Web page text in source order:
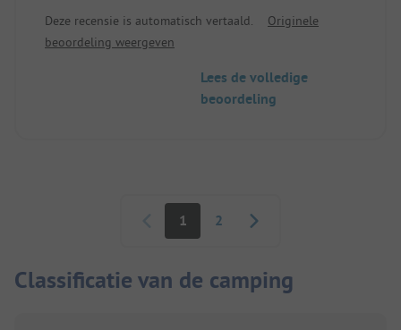
onderhouden mobilhome.
Er is 's avonds geen verlichting in de paden.
Deze recensie is automatisch vertaald.
Originele
beoordeling weergeven
Lees de volledige
beoordeling
1 2
Classificatie van de camping